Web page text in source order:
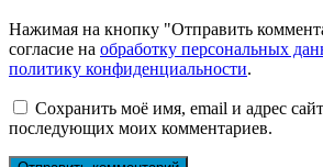
Нажимая на кнопку "Отправить
согласие на обработку персональных
политику конфиденциальности.
Сохранить моё имя, email и адрес
последующих моих комментариев.